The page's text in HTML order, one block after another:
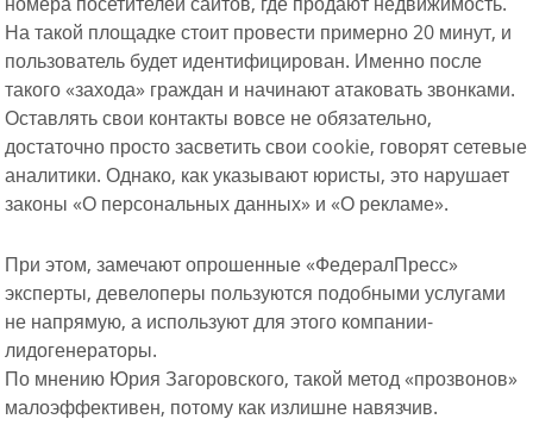
На такой площадке стоит провести примерно 20 минут, и
пользователь будет идентифицирован. Именно после
такого «захода» граждан и начинают атаковать звонками.
Оставлять свои контакты вовсе не обязательно,
достаточно просто засветить свои cookie, говорят сетевые
аналитики. Однако, как указывают юристы, это нарушает
законы «О персональных данных» и «О рекламе».
При этом, замечают опрошенные «ФедералПресс»
эксперты, девелоперы пользуются подобными услугами
не напрямую, а используют для этого компании-
лидогенераторы.
По мнению Юрия Загоровского, такой метод «прозвонов»
малоэффективен, потому как излишне навязчив.